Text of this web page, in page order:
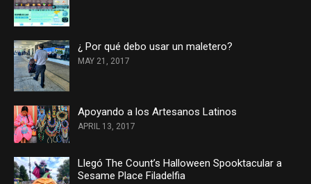
¿ Por qué debo usar un maletero?
MAY 21, 2017
Apoyando a los Artesanos Latinos
APRIL 13, 2017
Llegó The Count’s Halloween Spooktacular a
Sesame Place Filadelfia